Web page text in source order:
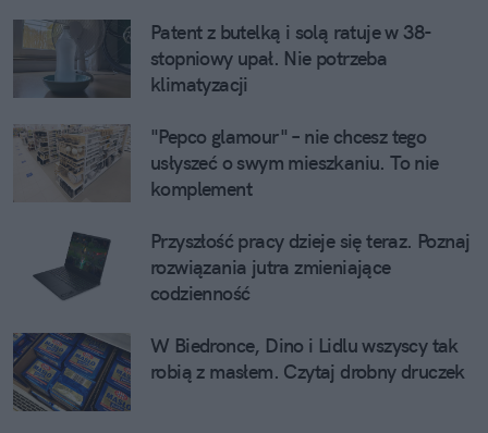
Patent z butelką i solą ratuje w 38-
stopniowy upał. Nie potrzeba
klimatyzacji
"Pepco glamour" – nie chcesz tego
usłyszeć o swym mieszkaniu. To nie
komplement
Przyszłość pracy dzieje się teraz. Poznaj
rozwiązania jutra zmieniające
codzienność
W Biedronce, Dino i Lidlu wszyscy tak
robią z masłem. Czytaj drobny druczek